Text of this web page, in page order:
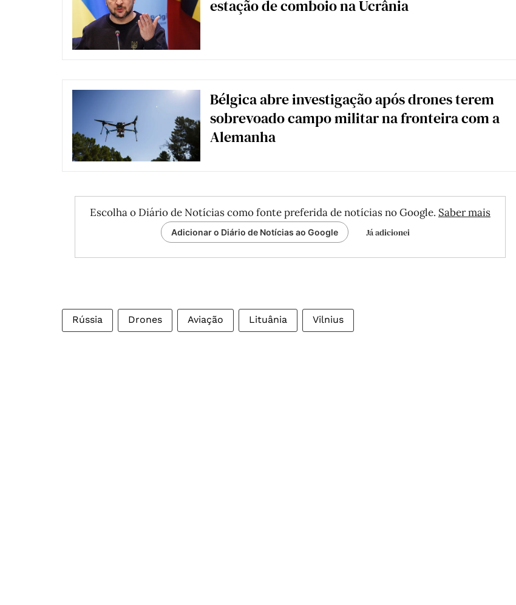
estação de comboio na Ucrânia
Bélgica abre investigação após drones terem
sobrevoado campo militar na fronteira com a
Alemanha
Escolha o Diário de Notícias como fonte preferida de notícias no Google. Saber mais
Adicionar o Diário de Notícias ao Google Já adicionei
Rússia Drones Aviação Lituânia Vilnius